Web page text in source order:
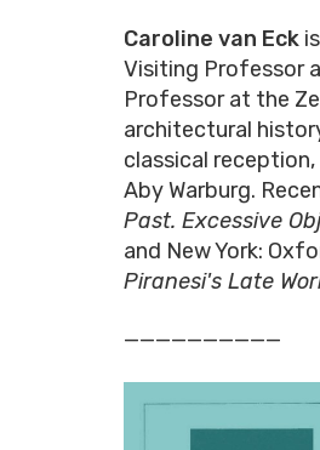
Caroline van Eck
Visiting Professor
Professor at the
architectural
classical
Aby Warburg.
Past. Excessive
and New York:
Piranesi's Late
__________